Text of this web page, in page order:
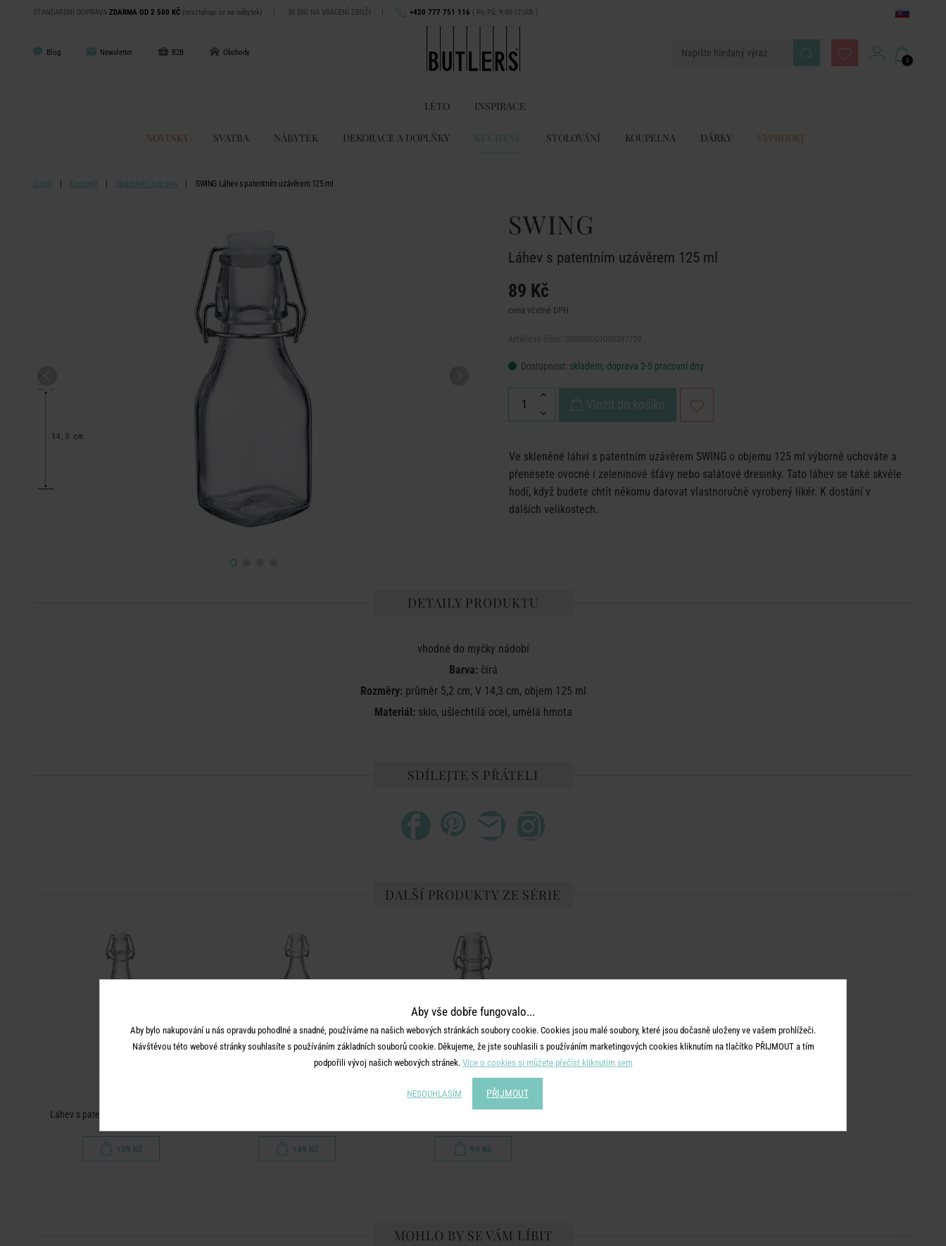
STANDARDNÍ DOPRAVA ZDARMA OD 2 500 KČ (nevztahuje se na nábytek) | 30 DNÍ NA VRÁCENÍ ZBOŽÍ | +420 777 751 116 ( Po-Pá: 9:00-17:00h )
Blog Newsletter B2B Obchody
0
LÉTO INSPIRACE
NOVINKY SVATBA NÁBYTEK DEKORACE A DOPLŇKY KUCHYNĚ STOLOVÁNÍ KOUPELNA DÁRKY VÝPRODEJ
Domů Kuchyně Skladování potravin SWING Láhev s patentním uzávěrem 125 ml
SWING
Láhev s patentním uzávěrem 125 ml
89 Kč
cena včetně DPH
Dostupnost: skladem, doprava 2-5 pracovní dny
Vložit do košíku
Ve skleněné láhvi s patentním uzávěrem SWING o objemu 125 ml výborně uchováte a
přenesete ovocné i zeleninové šťávy nebo salátové dresinky. Tato láhev se také skvěle
hodí, když budete chtít někomu darovat vlastnoručně vyrobený likér. K dostání v
dalších velikostech.
DETAILY PRODUKTU
vhodné do myčky nádobí
Barva:čirá
Rozměry:průměr 5,2 cm, V 14,3 cm, objem 125 ml
Materiál:sklo, ušlechtilá ocel, umělá hmota
SDÍLEJTE S PŘÁTELI
DALŠÍ PRODUKTY ZE SÉRIE
Láhev s patentním uzávěrem 500 ml
129 Kč 149 Kč
SWING
99 Kč
MOHLO BY SE VÁM LÍBIT
Aby vše dobře fungovalo...
Aby bylo nakupování u nás opravdu pohodlné a snadné, používáme na našich webových stránkách soubory cookie. Cookies jsou malé soubory, které jsou dočasně uloženy ve vašem prohlížeči.
Návštěvou této webové stránky souhlasíte s používáním základních souborů cookie. Děkujeme, že jste souhlasili s používáním marketingových cookies kliknutím na tlačítko PŘIJMOUT a tím
podpořili vývoj našich webových stránek. Více o cookies si můžete přečíst kliknutím sem
NESOUHLASÍM PŘIJMOUT